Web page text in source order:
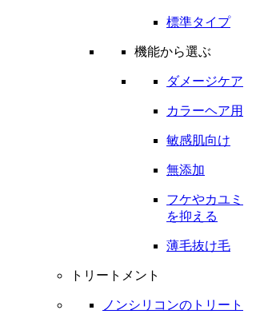
標準タイプ
機能から選ぶ
ダメージケア
カラーヘア用
敏感肌向け
無添加
フケやカユミ
を抑える
薄毛抜け毛
トリートメント
ノンシリコンのトリート